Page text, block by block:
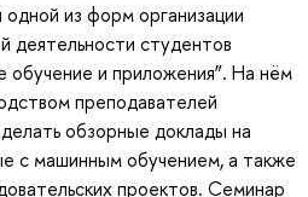
из форм организации
деятельности студентов
обучение и приложения”. На нём
преподавателей
обзорные доклады на
с машинным обучением, а также
проектов. Семинар